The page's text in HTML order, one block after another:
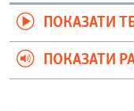
ПОКАЗАТИ
ПОКАЗАТИ